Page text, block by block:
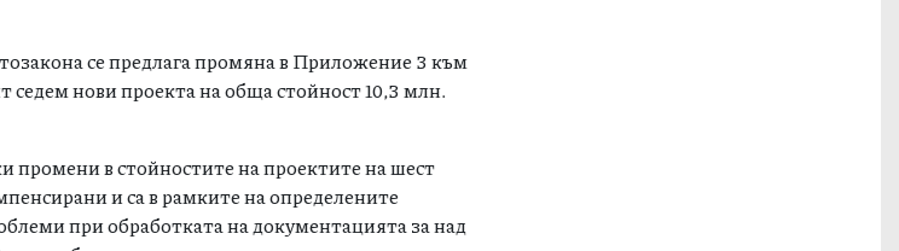
се предлага промяна в Приложение 3 към
седем нови проекта на обща стойност 10,3 млн.
промени в стойностите на проектите на шест
и са в рамките на определените
при обработката на документацията за над